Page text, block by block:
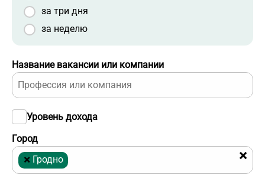
Название вакансии или компании
Город
×
× Гродно
Уровень дохода
за три дня
за неделю